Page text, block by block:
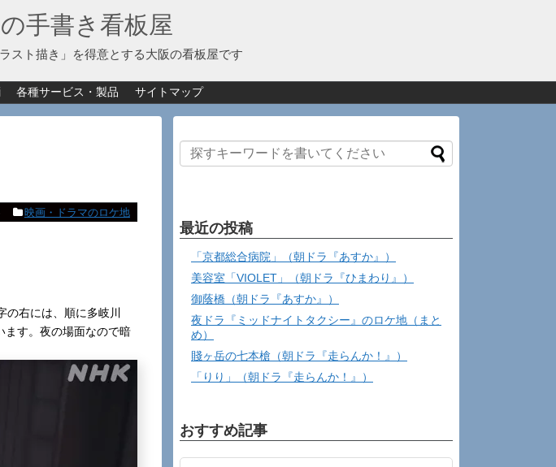
手書き看板屋
スト描き」を得意とする大阪の看板屋です
各種サービス・製品 サイトマップ
映画・ドラマのロケ地
右には、順に多岐川
ます。夜の場面なので暗
最近の投稿
「京都総合病院」（朝ドラ『あすか』）
美容室「VIOLET」（朝ドラ『ひまわり』）
御蔭橋（朝ドラ『あすか』）
夜ドラ『ミッドナイトタクシー』のロケ地（まと
め）
賤ヶ岳の七本槍（朝ドラ『走らんか！』）
「りり」（朝ドラ『走らんか！』）
おすすめ記事